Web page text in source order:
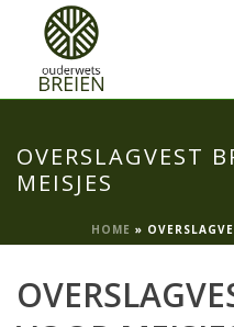
OVERSLAGVEST
MEISJES
HOME »